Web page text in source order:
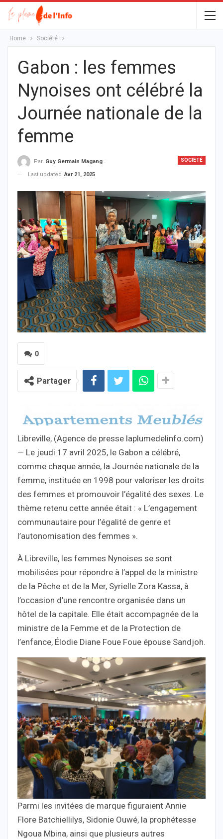
Home Société
Gabon : les femmes
Nynoises ont célébré la
Journée nationale de la
femme
SOCIÉTÉ
Par Guy Germain Maganga Nziengui
Last updated Avr 21, 2025
0
Partager
Libreville, (Agence de presse laplumedelinfo.com)
— Le jeudi 17 avril 2025, le Gabon a célébré,
comme chaque année, la Journée nationale de la
femme, instituée en 1998 pour valoriser les droits
des femmes et promouvoir l’égalité des sexes. Le
thème retenu cette année était : « L’engagement
communautaire pour l’égalité de genre et
l’autonomisation des femmes ».
À Libreville, les femmes Nynoises se sont
mobilisées pour répondre à l’appel de la ministre
de la Pêche et de la Mer, Syrielle Zora Kassa, à
l’occasion d’une rencontre organisée dans un
hôtel de la capitale. Elle était accompagnée de la
ministre de la Femme et de la Protection de
l’enfance, Élodie Diane Foue Foue épouse Sandjoh.
Parmi les invitées de marque figuraient Annie
Flore Batchiellilys, Sidonie Ouwé, la prophétesse
Ngoua Mbina, ainsi que plusieurs autres